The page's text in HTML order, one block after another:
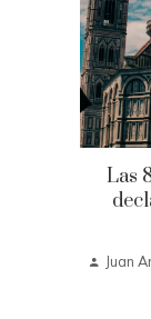
Las
Juan